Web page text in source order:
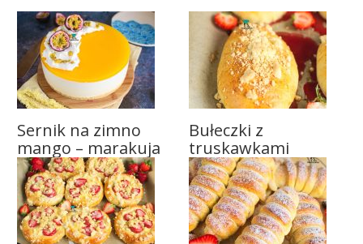
Sernik na zimno
mango – marakuja
Bułeczki z
truskawkami